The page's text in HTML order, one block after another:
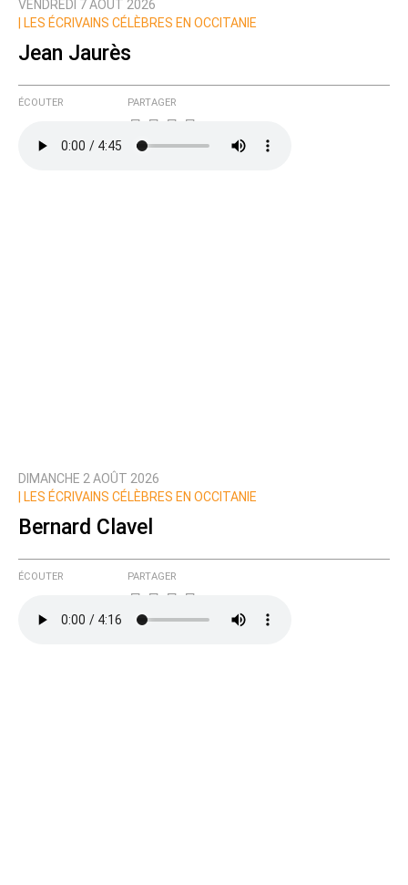
VENDREDI 7 AOÛT 2026
LES ÉCRIVAINS CÉLÈBRES EN OCCITANIE
Jean Jaurès
ÉCOUTER PARTAGER
DIMANCHE 2 AOÛT 2026
LES ÉCRIVAINS CÉLÈBRES EN OCCITANIE
Bernard Clavel
ÉCOUTER PARTAGER